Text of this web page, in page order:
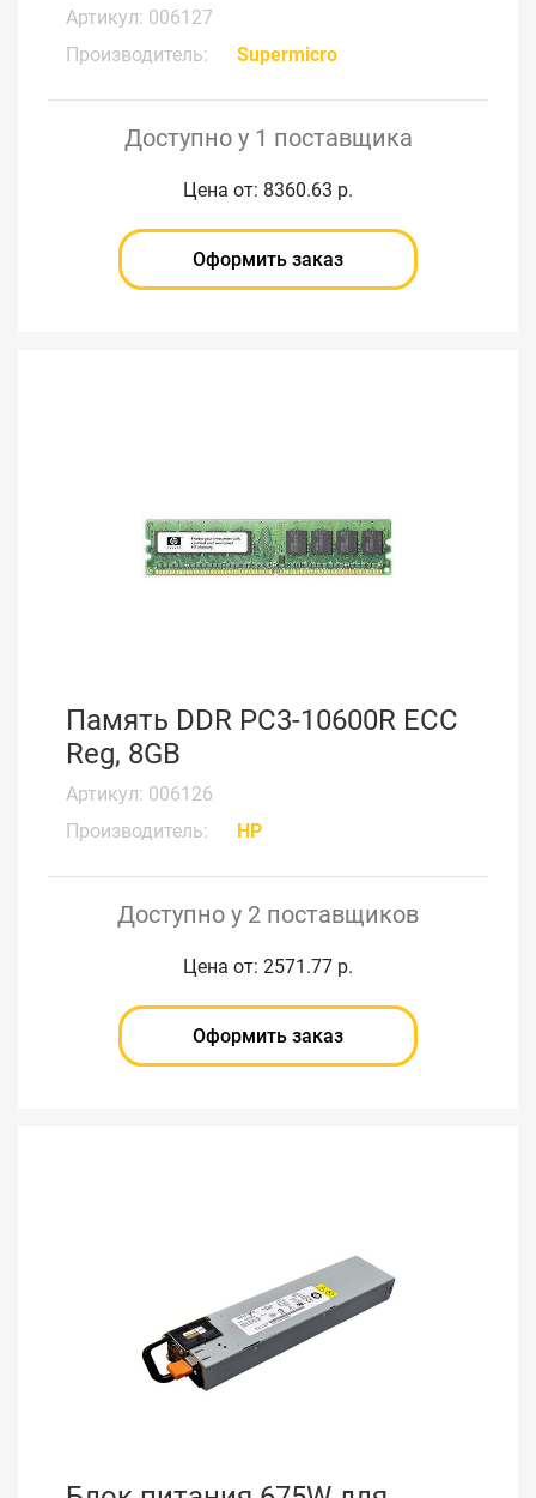
Артикул: 006127
Производитель:
Supermicro
Доступно у 1 поставщика
Цена от: 8360.63 р.
Оформить заказ
Память DDR PC3-10600R ECC
Reg, 8GB
Артикул: 006126
Производитель:
HP
Доступно у 2 поставщиков
Цена от: 2571.77 р.
Оформить заказ